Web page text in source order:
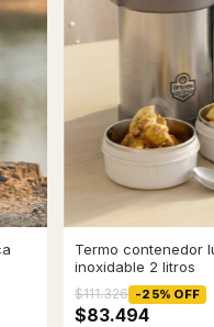
Termo contenedor
inoxidable 2 litros
$83.494
-25% OFF
$111.326